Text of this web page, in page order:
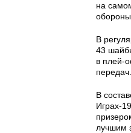
на
В
43
в плей-
передач.
В
Играх-
лучшим